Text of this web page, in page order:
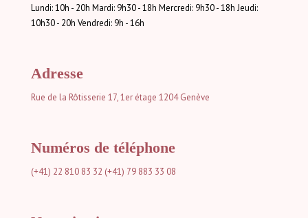
Lundi: 10h - 20h Mardi: 9h30 - 18h Mercredi: 9h30 - 18h Jeudi:
10h30 - 20h Vendredi: 9h - 16h
Adresse
Rue de la Rôtisserie 17, 1er étage 1204 Genève
Numéros de téléphone
(+41) 22 810 83 32 (+41) 79 883 33 08